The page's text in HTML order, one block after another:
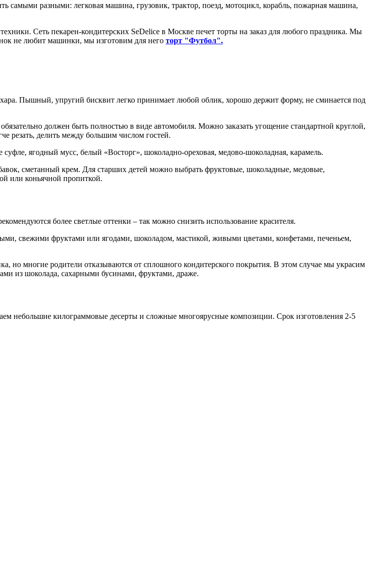
самыми разными: легковая машина, грузовик, трактор, поезд, мотоцикл, корабль, пожарная машина,
Сеть пекарен-кондитерских SeDelice в Москве печет торты на заказ для любого праздника. Мы
не любит машинки, мы изготовим для него торт "Футбол".
Пышный, упругий бисквит легко принимает любой облик, хорошо держит форму, не сминается под
должен быть полностью в виде автомобиля. Можно заказать угощение стандартной круглой,
резать, делить между большим числом гостей.
ягодный мусс, белый «Восторг», шоколадно-ореховая, медово-шоколадная, карамель.
сметанный крем. Для старших детей можно выбрать фруктовые, шоколадные, медовые,
или коньячной пропиткой.
более светлые оттенки – так можно снизить использование красителя.
свежими фруктами или ягодами, шоколадом, мастикой, живыми цветами, конфетами, печеньем,
но многие родители отказываются от сплошного кондитерского покрытия. В этом случае мы украсим
из шоколада, сахарными бусинами, фруктами, драже.
небольшие килограммовые десерты и сложные многоярусные композиции. Срок изготовления 2-5